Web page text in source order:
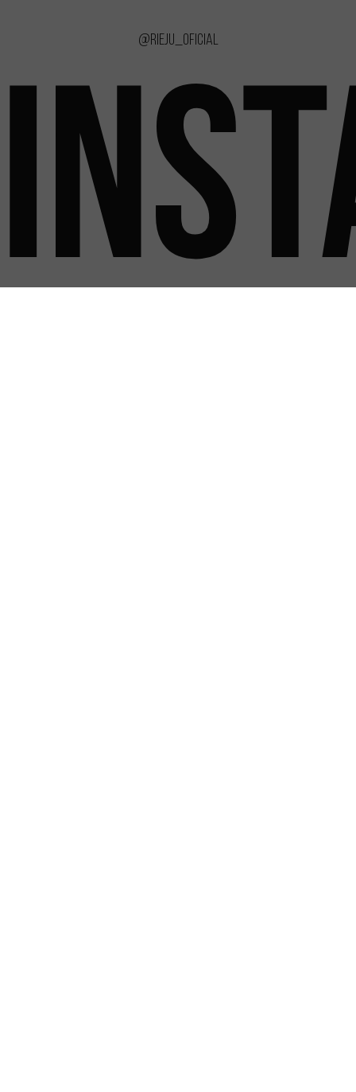
@rieju_oficial